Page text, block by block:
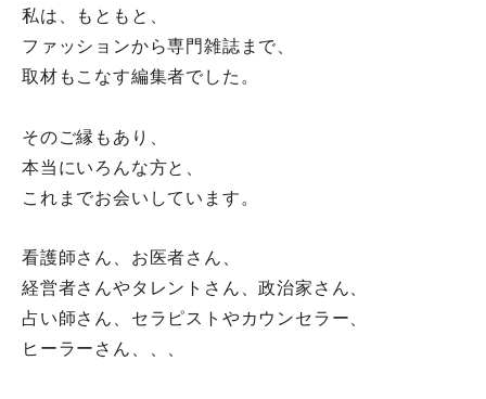
私は、もともと、
ファッションから専門雑誌まで、
取材もこなす編集者でした。
そのご縁もあり、
本当にいろんな方と、
これまでお会いしています。
看護師さん、お医者さん、
経営者さんやタレントさん、政治家さん、
占い師さん、セラピストやカウンセラー、
ヒーラーさん、、、